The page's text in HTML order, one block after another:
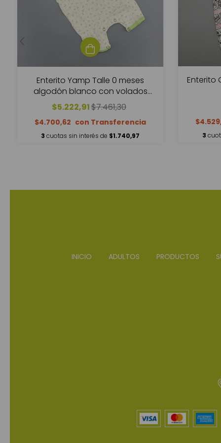
Enterito Yamp Talle 0 meses
algodón blanco con volados
verde manzana
$5.222,91$7.461,30
$4.700,62
3 cuotas sin interés de $1.740,97
Enterito
3
INICIO ADULTOS PRODUCTOS